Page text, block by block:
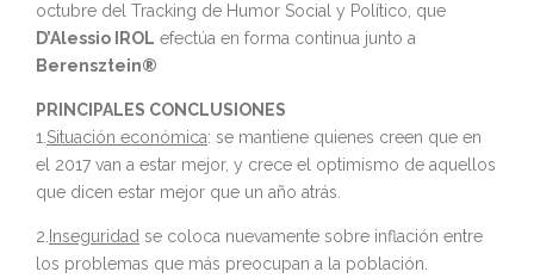
octubre del Tracking de Humor Social y Político, que
D’Alessio IROL efectúa en forma continua junto a
Berensztein®
PRINCIPALES CONCLUSIONES
1.Situación económica: se mantiene quienes creen que en
el 2017 van a estar mejor, y crece el optimismo de aquellos
que dicen estar mejor que un año atrás.
2. Inseguridad se coloca nuevamente sobre inflación entre
los problemas que más preocupan a la población.